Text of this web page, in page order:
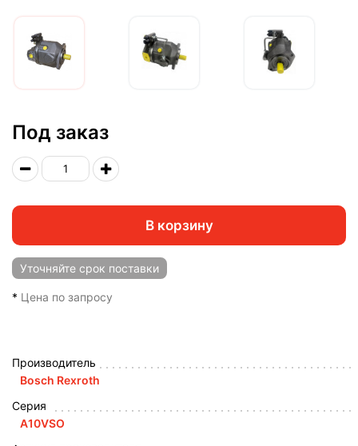
Под заказ
В корзину
Уточняйте срок поставки
* Цена по запросу
Производитель
Bosch Rexroth
Серия
A10VSO